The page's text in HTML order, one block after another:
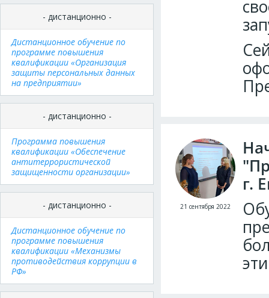
- дистанционно -
Дистанционное обучение по
программе повышения
квалификации «Организация
защиты персональных данных
на предприятии»
- дистанционно -
Программа повышения
квалификации «Обеспечение
антитеррористической
защищенности организации»
- дистанционно -
Дистанционное обучение по
программе повышения
квалификации «Механизмы
противодействия коррупции в
РФ»
г.
21 сентября 2022